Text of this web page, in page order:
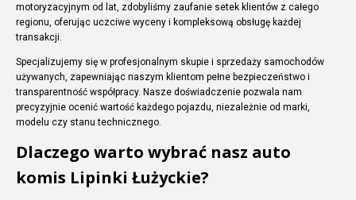
motoryzacyjnym od lat, zdobyliśmy zaufanie setek klientów z całego
regionu, oferując uczciwe wyceny i kompleksową obsługę każdej
transakcji.
Specjalizujemy się w profesjonalnym skupie i sprzedaży samochodów
używanych, zapewniając naszym klientom pełne bezpieczeństwo i
transparentność współpracy. Nasze doświadczenie pozwala nam
precyzyjnie ocenić wartość każdego pojazdu, niezależnie od marki,
modelu czy stanu technicznego.
Dlaczego warto wybrać nasz auto
komis Lipinki Łużyckie?